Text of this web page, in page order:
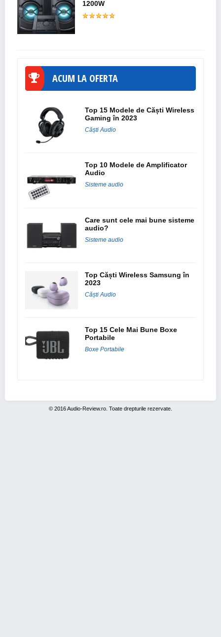
1200W
ACUM LA OFERTA
Top 15 Modele de Căști Wireless
Gaming în 2023
Căști Audio
Top 10 Modele de Amplificator
Audio
Sisteme audio
Care sunt cele mai bune sisteme
audio?
Sisteme audio
Top Căști Wireless Samsung în
2023
Căști Audio
Top 15 Cele Mai Bune Boxe
Portabile
Boxe Portabile
© 2016 Audio-Review.ro. Toate drepturile rezervate.